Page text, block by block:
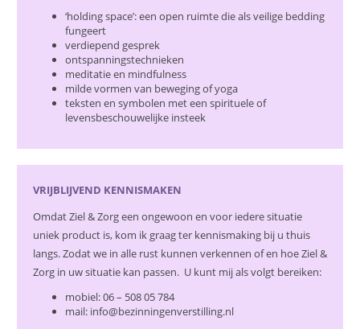
‘holding space’: een open ruimte die als veilige bedding
fungeert
verdiepend gesprek
ontspanningstechnieken
meditatie en mindfulness
milde vormen van beweging of yoga
teksten en symbolen met een spirituele of
levensbeschouwelijke insteek
VRIJBLIJVEND KENNISMAKEN
Omdat Ziel & Zorg een ongewoon en voor iedere situatie
uniek product is, kom ik graag ter kennismaking bij u thuis
langs. Zodat we in alle rust kunnen verkennen of en hoe Ziel &
Zorg in uw situatie kan passen. U kunt mij als volgt bereiken:
mobiel: 06 – 508 05 784
mail: info@bezinningenverstilling.nl